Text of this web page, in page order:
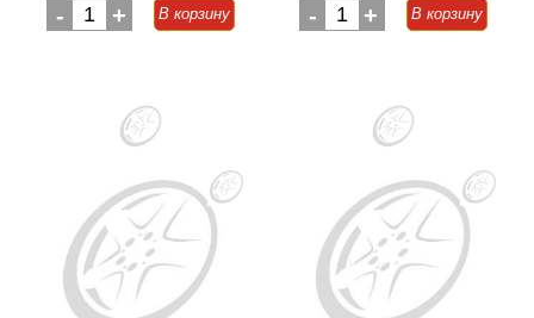
- 1 + В корзину - 1 + В корзину